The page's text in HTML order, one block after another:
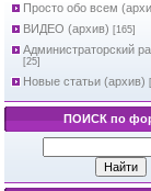
Просто обо всем
ВИДЕО (архив) [165]
Администраторский
[25]
Новые статьи (архив)
ПОИСК по